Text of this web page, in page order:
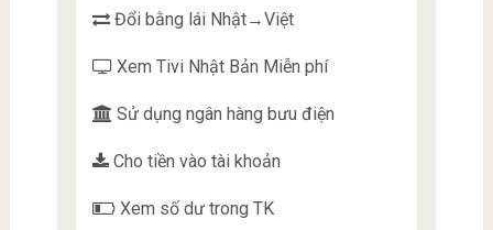
Đổi bằng lái Nhật→Việt
Xem Tivi Nhật Bản Miễn phí
Sử dụng ngân hàng bưu điện
Cho tiền vào tài khoản
Xem số dư trong TK